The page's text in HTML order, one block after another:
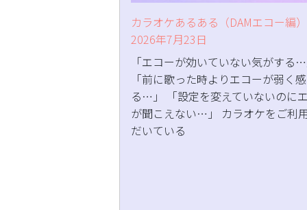
カラオケあるある（DAMエコー編）
2026年7月23日
「エコーが効いていない気がする…
「前に歌った時よりエコーが弱く
る…」 「設定を変えていないのに
が聞こえない…」 カラオケをご利
だいている